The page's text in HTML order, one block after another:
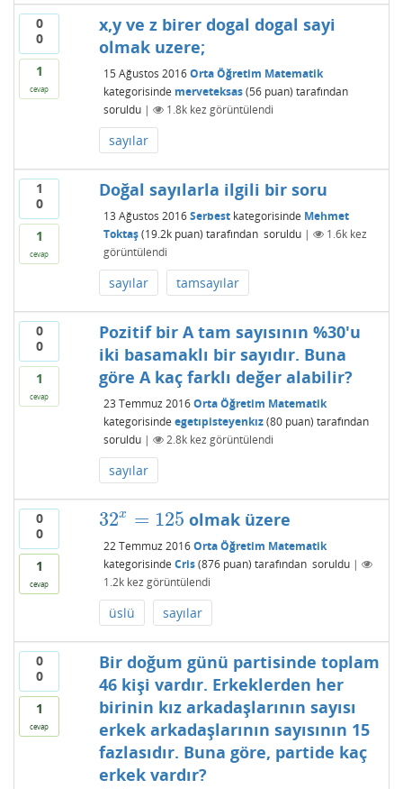
0
0
1
cevap
x,y ve z birer dogal dogal sayi
olmak uzere;
15 Ağustos 2016 Orta Öğretim Matematik
kategorisinde merveteksas (56puan) tarafından
soruldu | 1.8kkez görüntülendi
sayılar
1
0
1
cevap
Doğal sayılarla ilgili bir soru
13 Ağustos 2016 Serbestkategorisinde Mehmet
Toktaş (19.2kpuan) tarafından soruldu | 1.6kkez
görüntülendi
sayılar tamsayılar
0
0
1
cevap
Pozitif bir A tam sayısının %30'u
iki basamaklı bir sayıdır. Buna
göre A kaç farklı değer alabilir?
23 Temmuz 2016 Orta Öğretim Matematik
kategorisinde egetıpisteyenkız (80puan) tarafından
soruldu | 2.8kkez görüntülendi
sayılar
0
0
1
cevap
32x = 125
32x= 125 olmak üzere
22 Temmuz 2016 Orta Öğretim Matematik
kategorisinde Cris (876puan) tarafından soruldu |
1.2kkez görüntülendi
üslü sayılar
0
0
1
cevap
Bir doğum günü partisinde toplam
46 kişi vardır. Erkeklerden her
birinin kız arkadaşlarının sayısı
erkek arkadaşlarının sayısının 15
fazlasıdır. Buna göre, partide kaç
erkek vardır?